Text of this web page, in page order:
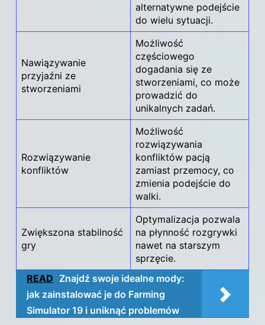
alternatywne podejście
do wielu sytuacji.
Nawiązywanie
przyjaźni ze
stworzeniami
Możliwość
częściowego
dogadania się ze
stworzeniami, co może
prowadzić do
unikalnych zadań.
Rozwiązywanie
konfliktów
Możliwość
rozwiązywania
konfliktów pacją
zamiast przemocy, co
zmienia podejście do
walki.
Zwiększona stabilność
gry
Optymalizacja pozwala
na płynność rozgrywki
nawet na starszym
sprzęcie.
READ Znajdź swoje idealne mody:
jak zainstalować je do Farming
Simulator 19 i uniknąć problemów